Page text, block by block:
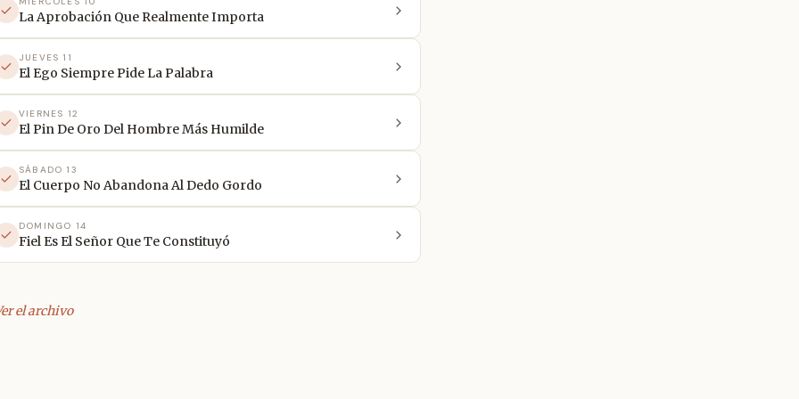
La Aprobación Que Realmente Importa
JUEVES 11
El Ego Siempre Pide La Palabra
VIERNES 12
El Pin De Oro Del Hombre Más Humilde
SÁBADO 13
El Cuerpo No Abandona Al Dedo Gordo
DOMINGO 14
Fiel Es El Señor Que Te Constituyó
el archivo